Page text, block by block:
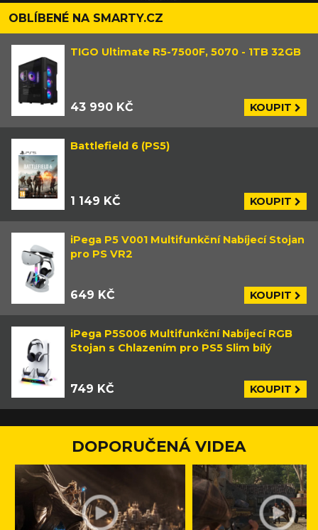
OBLÍBENÉ NA SMARTY.CZ
TIGO Ultimate R5-7500F, 5070 - 1TB 32GB
43 990 KČ KOUPIT
Battlefield 6 (PS5)
1 149 KČ KOUPIT
iPega P5 V001 Multifunkční Nabíjecí Stojan
pro PS VR2
649 KČ KOUPIT
iPega P5S006 Multifunkční Nabíjecí RGB
Stojan s Chlazením pro PS5 Slim bílý
749 KČ KOUPIT
DOPORUČENÁ VIDEA